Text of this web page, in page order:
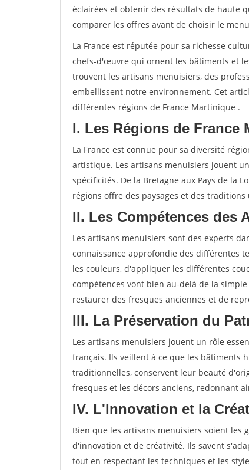
éclairées et obtenir des résultats de haute
comparer les offres avant de choisir le
La France est réputée pour sa richesse
chefs-d'œuvre qui ornent les bâtiments et
trouvent les artisans menuisiers, des
embellissent notre environnement. Cet
différentes régions de France Martinique .
I. Les Régions de France
La France est connue pour sa diversité
artistique. Les artisans menuisiers jouent
spécificités. De la Bretagne aux Pays de la
régions offre des paysages et des
II. Les Compétences des
Les artisans menuisiers sont des experts
connaissance approfondie des différentes
les couleurs, d'appliquer les différentes
compétences vont bien au-delà de la
restaurer des fresques anciennes et de
III. La Préservation du
Les artisans menuisiers jouent un rôle
français. Ils veillent à ce que les bâtiments
traditionnelles, conservent leur beauté
fresques et les décors anciens, redonnant
IV. L'Innovation et la
Bien que les artisans menuisiers soient les
d'innovation et de créativité. Ils savent
tout en respectant les techniques et les